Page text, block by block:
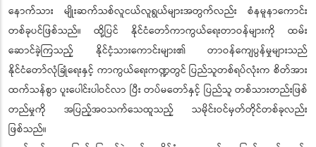
နောက်သား မျိုးဆက်သစ်လူငယ်လူရွယ်များအတွက်လည်း စံနမူနာကောင်း
တစ်ခုပင်ဖြစ်သည်။ ထို့ပြင် နိုင်ငံတော်ကာကွယ်ရေးတာဝန်များကို ထမ်း
ဆောင်ခဲ့ကြသည့် နိုင်ငံ့သားကောင်းများ၏ တာဝန်ကျေပွန်မှုများသည်
နိုင်ငံတော်လုံခြုံရေးနှင့် ကာကွယ်ရေးကဏ္ဍတွင် ပြည်သူတစ်ရပ်လုံးက စိတ်အား
ထက်သန်စွာ ပူးပေါင်းပါဝင်လာ ပြီး တပ်မတော်နှင့် ပြည်သူ တစ်သားတည်းဖြစ်
တည်မှုကို အပြည့်အဝသက်သေထူသည့် သမိုင်းဝင်မှတ်တိုင်တစ်ခုလည်း
ဖြစ်သည်။